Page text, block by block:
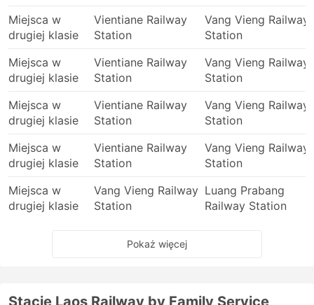
Miejsca w
drugiej klasie
Vientiane Railway
Station
Vang Vieng Railway
Station
Miejsca w
drugiej klasie
Vientiane Railway
Station
Vang Vieng Railway
Station
Miejsca w
drugiej klasie
Vientiane Railway
Station
Vang Vieng Railway
Station
Miejsca w
drugiej klasie
Vientiane Railway
Station
Vang Vieng Railway
Station
Miejsca w
drugiej klasie
Vang Vieng Railway
Station
Luang Prabang
Railway Station
Pokaż więcej
Stacje Laos Railway by Family Service